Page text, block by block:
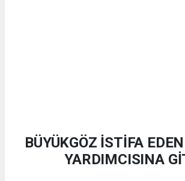
BÜYÜKGÖZ İSTİFA
YARDIMCISINA